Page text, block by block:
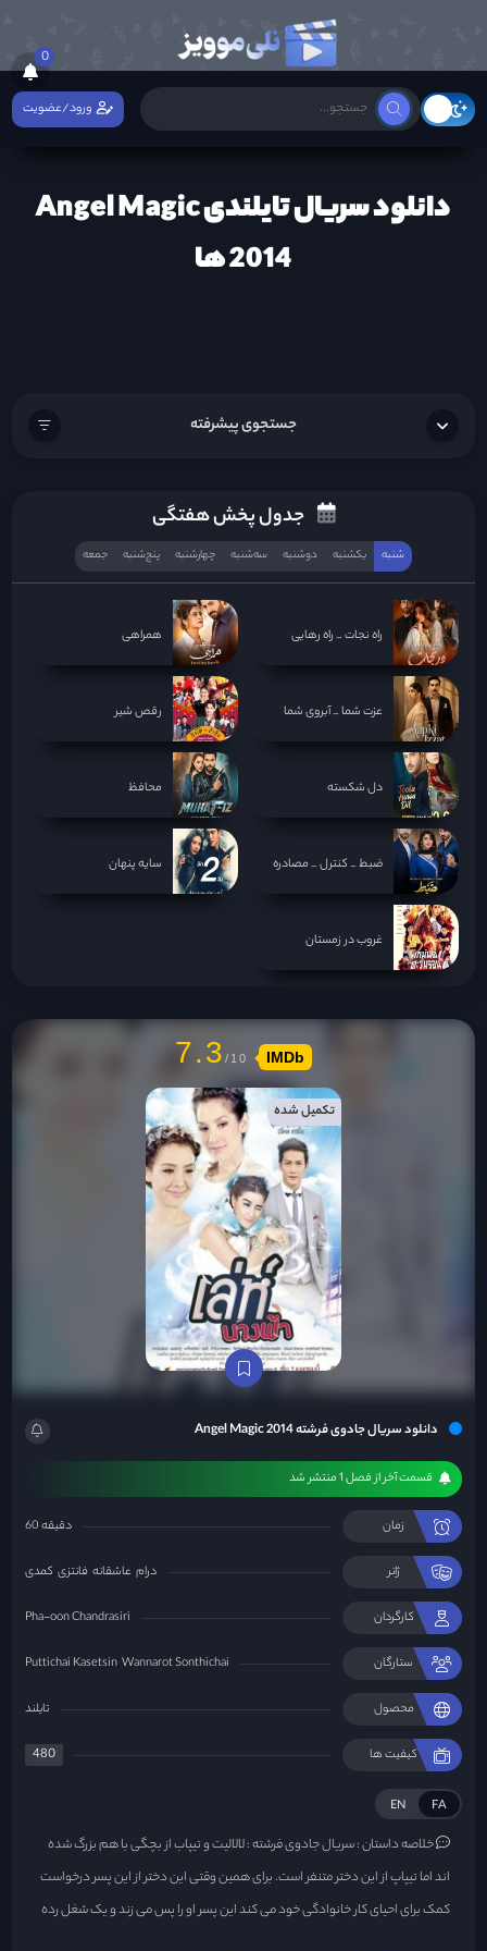
0
ورود/عضویت
دانلود سریال تایلندی Angel Magic
2014 ها
جستجوی پیشرفته
جدول پخش هفتگی
شنبه یکشنبه دوشنبه سه‌‌شنبه چهارشنبه پنج‌شنبه جمعه
راه نجات _ راه رهایی همراهی
عزت شما _ آبروی شما رقص شیر
دل شکسته محافظ
ضبط _ کنترل _ مصادره سایه پنهان
غروب در زمستان
دانلود سریال جادوی فرشته Angel Magic 2014
قسمت آخر از فصل 1 منتشر شد
زمان 60 دقیقه
ژانر درام عاشقانه فانتزی کمدی
کارگردان Pha-oon Chandrasiri
ستارگان Puttichai Kasetsin Wannarot Sonthichai
محصول تایلند
کیفیت ها 480
FA
EN
خلاصه داستان :سریال جادوی فرشته : لالالیت و تیپاب از بچگی با هم بزرگ شده
اند اما تیپاپ از این دختر متنفر است. برای همین وقتی این دختر از این پسر درخواست
کمک برای احیای کار خانوادگی خود می کند این پسر او را پس می زند و یک شغل رده
7.3 IMDb
تکمیل شده